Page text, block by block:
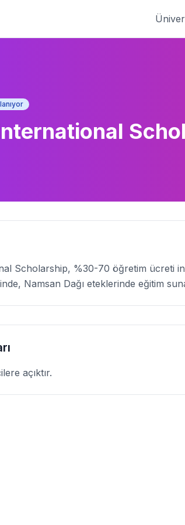
Scholarship, %30-70 öğretim ücreti
Namsan Dağı eteklerinde eğitim
açıktır.